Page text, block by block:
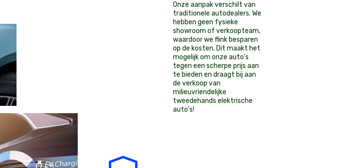
Onze aanpak verschilt van
traditionele autodealers. We
hebben geen fysieke
showroom of verkoopteam,
waardoor we flink besparen
op de kosten. Dit maakt het
mogelijk om onze auto’s
tegen een scherpe prijs aan
te bieden en draagt bij aan
de verkoop van
milieuvriendelijke
tweedehands elektrische
auto’s!